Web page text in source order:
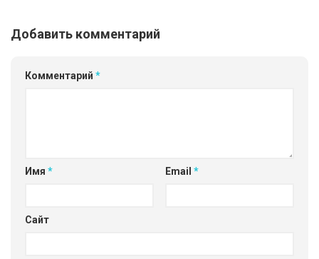
Добавить комментарий
Комментарий *
Имя * Email *
Сайт